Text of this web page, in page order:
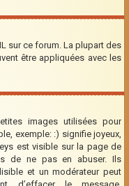
sur ce forum. La plupart des
être appliquées avec les
images utilisées pour
exemple: :) signifie joyeux,
est visible sur la page de
de ne pas en abuser. Ils
et un modérateur peut